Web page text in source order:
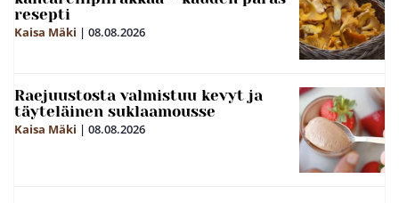
resepti
Kaisa Mäki | 08.08.2026
Raejuustosta valmistuu kevyt ja
täyteläinen suklaamousse
Kaisa Mäki | 08.08.2026